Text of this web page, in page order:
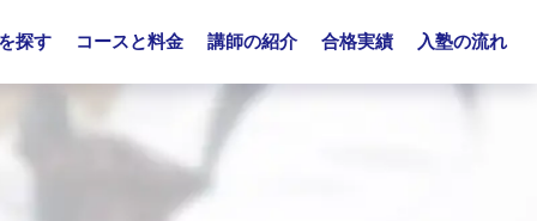
探す コースと料金 講師の紹介 合格実績 入塾の流れ